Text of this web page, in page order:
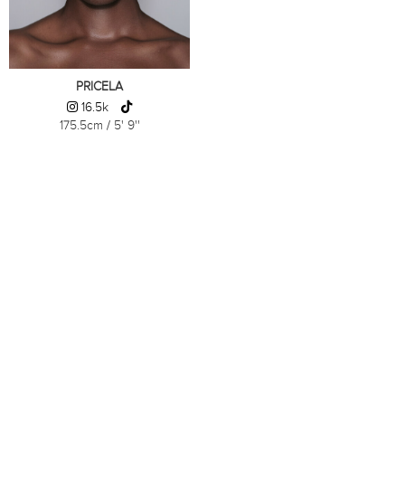
PRICELA
16.5k
175.5cm /5' 9''